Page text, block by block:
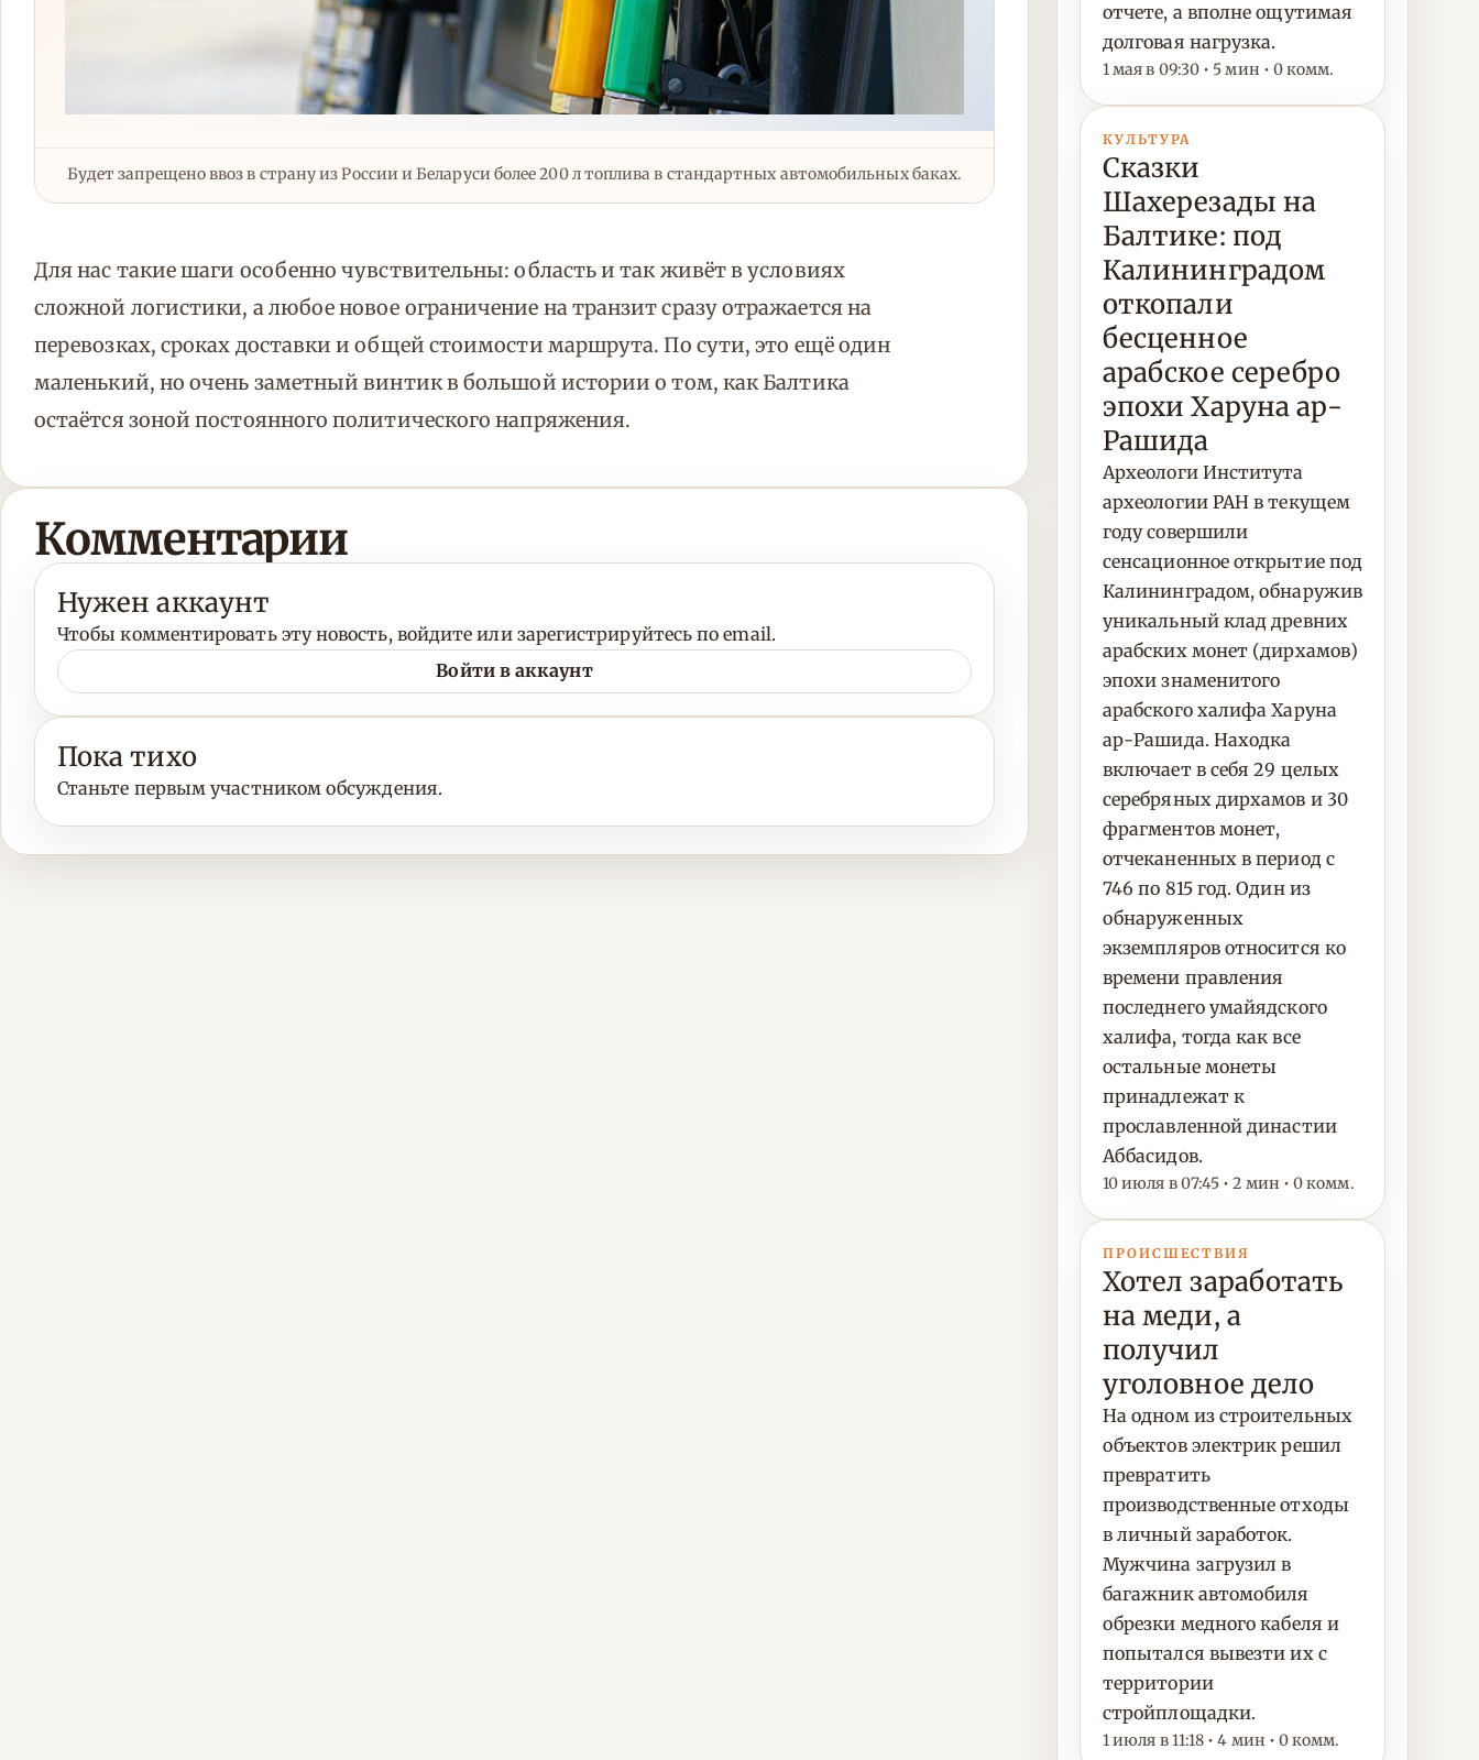
Будет запрещено ввоз в страну из России и Беларуси более 200 л топлива в стандартных автомобильных баках.
Для нас такие шаги особенно чувствительны: область и так живёт в условиях
сложной логистики, а любое новое ограничение на транзит сразу отражается на
перевозках, сроках доставки и общей стоимости маршрута. По сути, это ещё один
маленький, но очень заметный винтик в большой истории о том, как Балтика
остаётся зоной постоянного политического напряжения.
Комментарии
Нужен аккаунт
Чтобы комментировать эту новость, войдите или зарегистрируйтесь по email.
Войти в аккаунт
Пока тихо
Станьте первым участником обсуждения.
отчете, а вполне ощутимая
долговая нагрузка.
1 мая в 09:30 • 5 мин • 0 комм.
КУЛЬТУРА
Сказки
Шахерезады на
Балтике: под
Калининградом
откопали
бесценное
арабское серебро
эпохи Харуна ар-
Рашида
Археологи Института
археологии РАН в текущем
году совершили
сенсационное открытие под
Калининградом, обнаружив
уникальный клад древних
арабских монет (дирхамов)
эпохи знаменитого
арабского халифа Харуна
ар-Рашида. Находка
включает в себя 29 целых
серебряных дирхамов и 30
фрагментов монет,
отчеканенных в период с
746 по 815 год. Один из
обнаруженных
экземпляров относится ко
времени правления
последнего умайядского
халифа, тогда как все
остальные монеты
принадлежат к
прославленной династии
Аббасидов.
10 июля в 07:45 • 2 мин • 0 комм.
ПРОИСШЕСТВИЯ
Хотел заработать
на меди, а
получил
уголовное дело
На одном из строительных
объектов электрик решил
превратить
производственные отходы
в личный заработок.
Мужчина загрузил в
багажник автомобиля
обрезки медного кабеля и
попытался вывезти их с
территории
стройплощадки.
1 июля в 11:18 • 4 мин • 0 комм.